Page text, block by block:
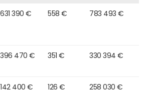
631 390 € 558 € 783 493 €
396 470 € 351 € 330 394 €
142 400 € 126 € 258 030 €